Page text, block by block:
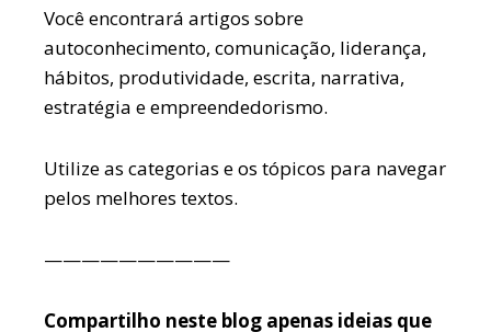
Você encontrará artigos sobre
autoconhecimento, comunicação, liderança,
hábitos, produtividade, escrita, narrativa,
estratégia e empreendedorismo.
Utilize as categorias e os tópicos para navegar
pelos melhores textos.
——————————
Compartilho neste blog apenas ideias que